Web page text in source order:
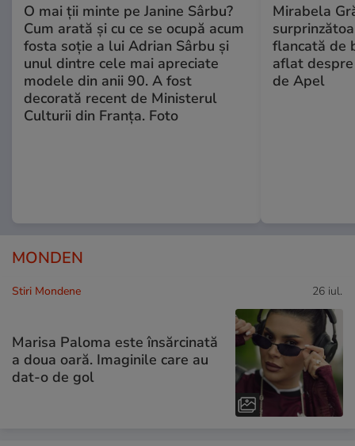
O mai ții minte pe Janine Sârbu?
Cum arată și cu ce se ocupă acum
fosta soție a lui Adrian Sârbu și
unul dintre cele mai apreciate
modele din anii 90. A fost
decorată recent de Ministerul
Culturii din Franța. Foto
Mirabela
flancată de
aflat
de Apel
MONDEN
Stiri Mondene 26 iul.
Marisa Paloma este însărcinată
a doua oară. Imaginile care au
dat-o de gol